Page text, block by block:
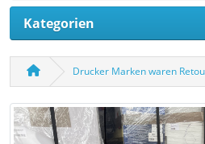
Kategorien
Drucker Marken waren